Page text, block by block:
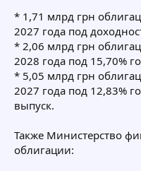
* 1,71 млрд грн
2027 года под
* 2,06 млрд грн
2028 года под 15,70%
* 5,05 млрд грн
2027 года под 12,83%
выпуск.
Также Министерство
облигации: